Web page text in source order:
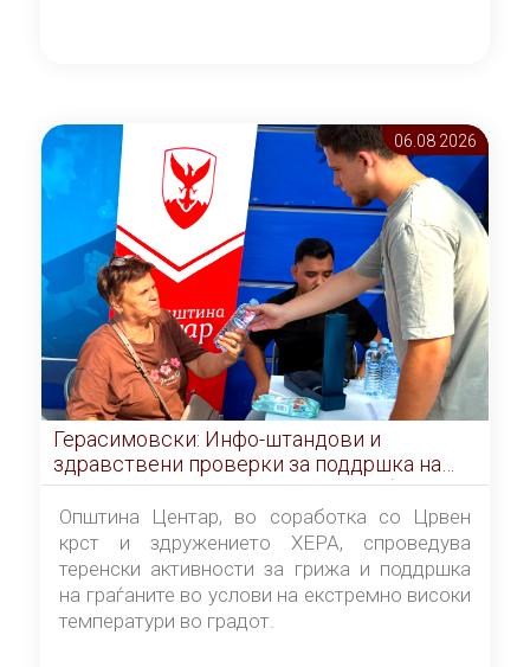
06.08 2026
Герасимовски: Инфо-штандови и
здравствени проверки за поддршка на
граѓаните во услови на топлотен бран
Општина Центар, во соработка со Црвен
крст и здружението ХЕРА, спроведува
теренски активности за грижа и поддршка
на граѓаните во услови на екстремно високи
температури во градот.